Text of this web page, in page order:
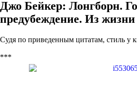
Джо Бейкер: Лонгборн.
предубеждение. Из жизни
Судя по приведенным цитатам, стиль у
***